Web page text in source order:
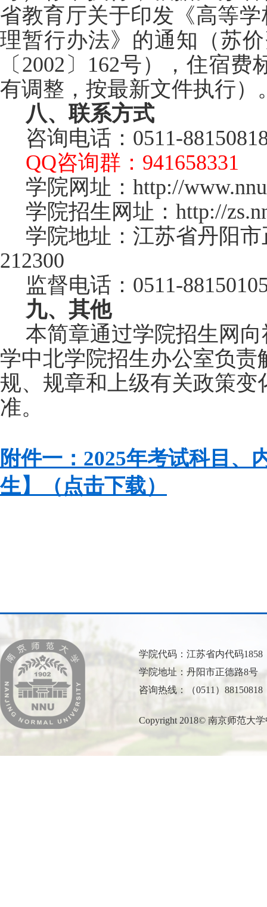
省教育厅关于印发《高等
理暂行办法》的通知（苏
〔2002〕162号），住宿
有调整，按最新文件执行）
八、联系方式
咨询电话：0511-
QQ咨询群：941658331
学院网址：http://
学院招生网址：http://
学院地址：江苏省丹阳
212300
监督电话：0511-
九、其他
本简章通过学院招生网
学中北学院招生办公室负
规、规章和上级有关政策变
准。
附件一：2025年考试科目、
生】（点击下载）
学院代码：江苏省内代码1858
学院地址：丹阳市正德路8号
咨询热线：（0511）88150818
Copyright 2018© 南京师范大